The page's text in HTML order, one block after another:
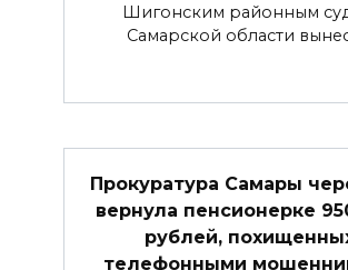
Шигонским районным
Самарской области
Прокуратура Самары
вернула пенсионерке
рублей,
телефонными